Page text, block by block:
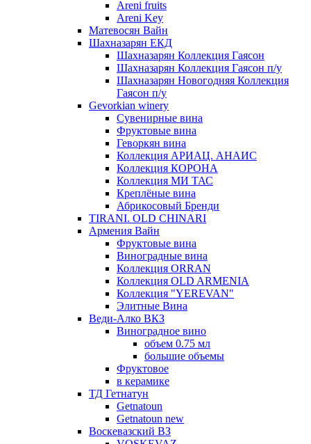
Areni fruits
Areni Key
Матевосян Вайн
Шахназарян ЕКД
Шахназарян Коллекция Гаясон
Шахназарян Коллекция Гаясон п/у
Шахназарян Новогодняя Коллекция
Гаясон п/у
Gevorkian winery
Сувенирные вина
Фруктовые вина
Геворкян вина
Коллекция АРИАЦ. АНАИС
Коллекция КОРОНА
Коллекция МИ ТАС
Креплёные вина
Абрикосовый Бренди
TIRANI. OLD CHINARI
Армения Вайн
Фруктовые вина
Виноградные вина
Коллекция ORRAN
Коллекция OLD ARMENIA
Коллекция "YEREVAN"
Элитные Вина
Веди-Алко ВКЗ
Виноградное вино
объем 0.75 мл
большие объемы
Фруктовое
в керамике
ТД Гетнатун
Getnatoun
Getnatoun new
Воскевазский ВЗ